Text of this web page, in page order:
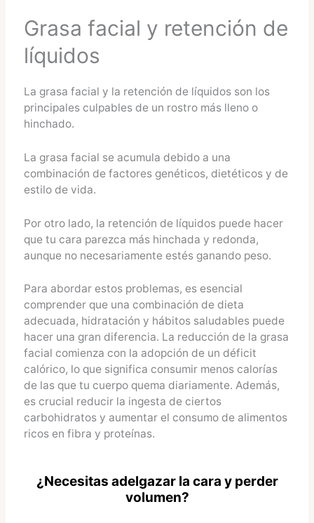
Grasa facial y retención de
líquidos
La grasa facial y la retención de líquidos son los
principales culpables de un rostro más lleno o
hinchado.
La grasa facial se acumula debido a una
combinación de factores genéticos, dietéticos y de
estilo de vida.
Por otro lado, la retención de líquidos puede hacer
que tu cara parezca más hinchada y redonda,
aunque no necesariamente estés ganando peso.
Para abordar estos problemas, es esencial
comprender que una combinación de dieta
adecuada, hidratación y hábitos saludables puede
hacer una gran diferencia. La reducción de la grasa
facial comienza con la adopción de un déficit
calórico, lo que significa consumir menos calorías
de las que tu cuerpo quema diariamente. Además,
es crucial reducir la ingesta de ciertos
carbohidratos y aumentar el consumo de alimentos
ricos en fibra y proteínas.
¿Necesitas adelgazar la cara y perder
volumen?